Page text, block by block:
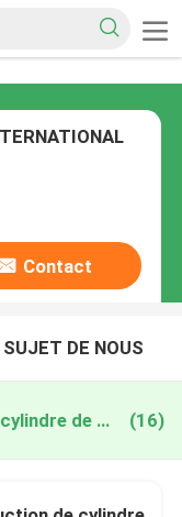
Contact
DE NOUS
Chine Machine de soudure de cylindre de LPG (16)